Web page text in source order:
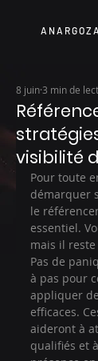
A N A R G O Z A
visibilité
8 juin 3 min de
Pour toute
démarquer
le
essentiel.
mais il
Pas de
à pas pour
appliquer
efficaces.
aideront à
qualifiés et